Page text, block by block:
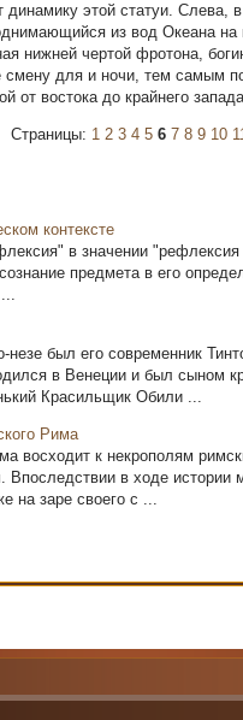
динамику этой статуи. Слева,
из вод Океана
нижней чертой фротона,
смену для и ночи, тем самым
от востока до крайнего
Страницы: 1 2 3 4 5 6 7 8 9 10
контексте
в значении
предмета в его
был его современник
в Венеции и был сыном
Кра­сильщик Обили ...
Рима
восходит к некрополям
в ходе истории
на заре своего с ...